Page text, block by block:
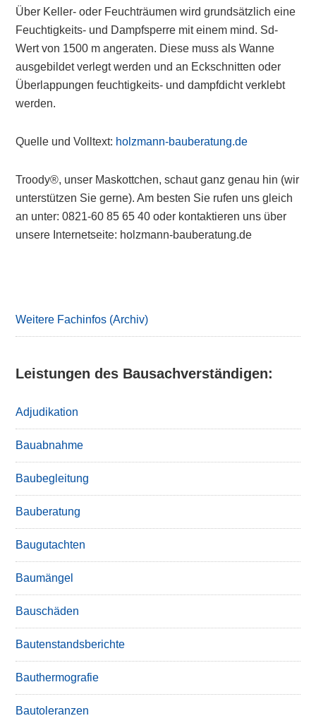
Über Keller- oder Feuchträumen wird grundsätzlich eine
Feuchtigkeits- und Dampfsperre mit einem mind. Sd-
Wert von 1500 m angeraten. Diese muss als Wanne
ausgebildet verlegt werden und an Eckschnitten oder
Überlappungen feuchtigkeits- und dampfdicht verklebt
werden.
Quelle und Volltext: holzmann-bauberatung.de
Troody®, unser Maskottchen, schaut ganz genau hin (wir
unterstützen Sie gerne). Am besten Sie rufen uns gleich
an unter: 0821-60 85 65 40 oder kontaktieren uns über
unsere Internetseite: holzmann-bauberatung.de
Weitere Fachinfos (Archiv)
Leistungen des Bausachverständigen:
Adjudikation
Bauabnahme
Baubegleitung
Bauberatung
Baugutachten
Baumängel
Bauschäden
Bautenstandsberichte
Bauthermografie
Bautoleranzen